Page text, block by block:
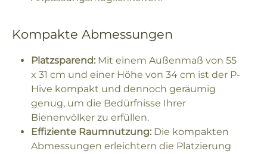
Kompakte Abmessungen
Platzsparend: Mit einem Außenmaß von 55
x 31 cm und einer Höhe von 34 cm ist der P-
Hive kompakt und dennoch geräumig
genug, um die Bedürfnisse Ihrer
Bienenvölker zu erfüllen.
Effiziente Raumnutzung: Die kompakten
Abmessungen erleichtern die Platzierung